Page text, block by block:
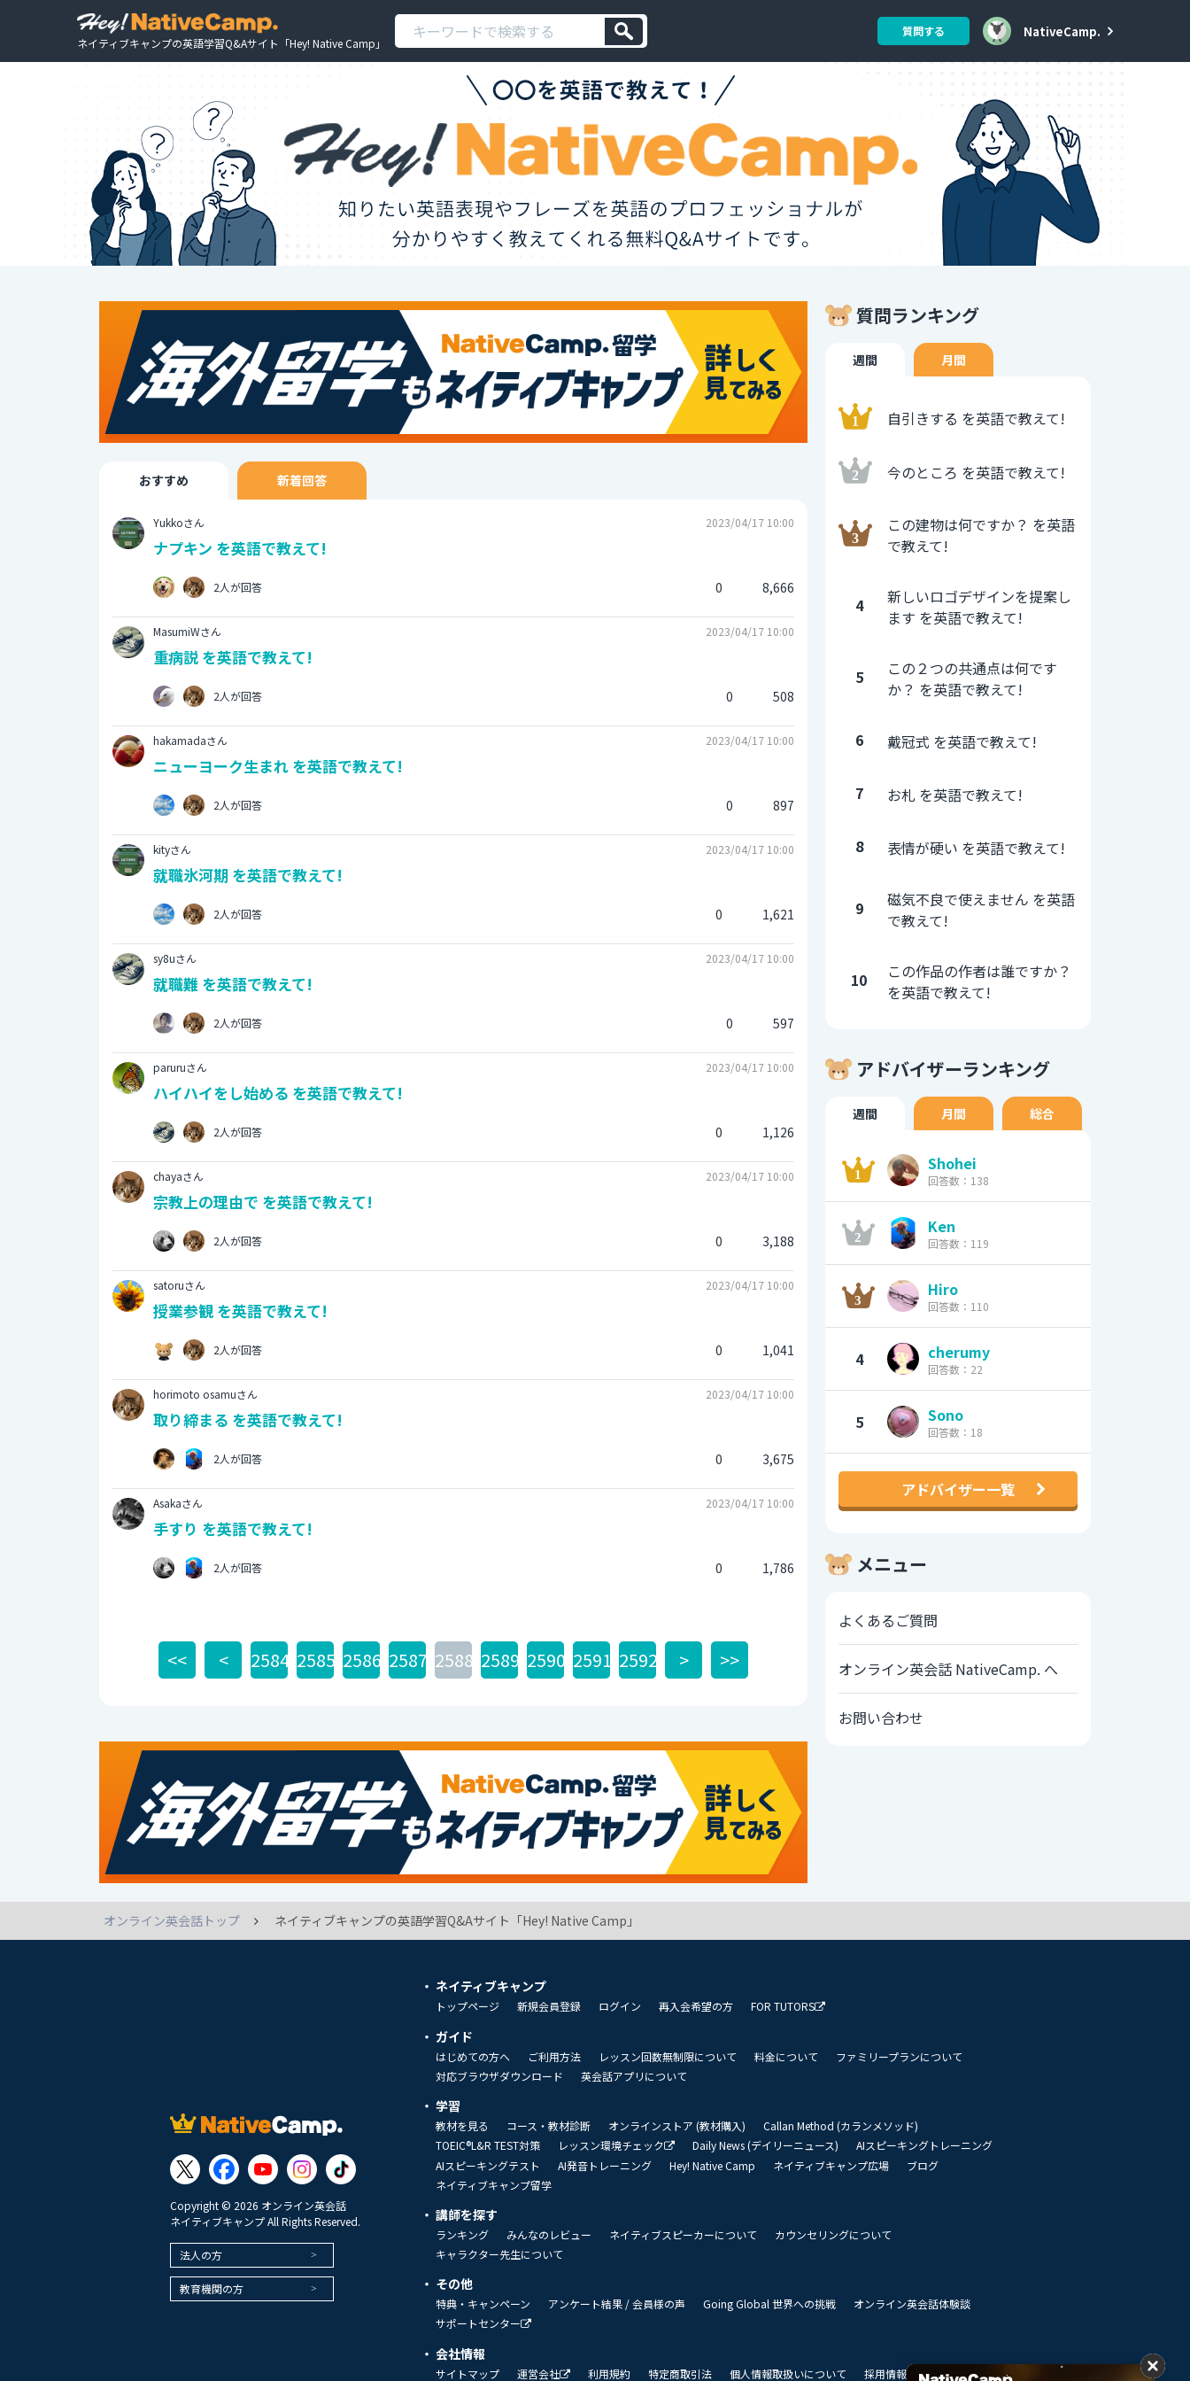
ネイティブキャンプの英語学習Q&Aサイト「Hey! Native Camp」
質問する NativeCamp.
おすすめ 新着回答
Yukkoさん 2023/04/17 10:00
ナプキン を英語で教えて!
2人が回答 0 8,666
MasumiWさん 2023/04/17 10:00
重病説 を英語で教えて!
2人が回答 0 508
hakamadaさん 2023/04/17 10:00
ニューヨーク生まれ を英語で教えて!
2人が回答 0 897
kityさん 2023/04/17 10:00
就職氷河期 を英語で教えて!
2人が回答 0 1,621
sy8uさん 2023/04/17 10:00
就職難 を英語で教えて!
2人が回答 0 597
paruruさん 2023/04/17 10:00
ハイハイをし始める を英語で教えて!
2人が回答 0 1,126
chayaさん 2023/04/17 10:00
宗教上の理由で を英語で教えて!
2人が回答 0 3,188
satoruさん 2023/04/17 10:00
授業参観 を英語で教えて!
2人が回答 0 1,041
horimoto osamuさん 2023/04/17 10:00
取り締まる を英語で教えて!
2人が回答 0 3,675
Asakaさん 2023/04/17 10:00
手すり を英語で教えて!
2人が回答 0 1,786
<< < 2584 2585 2586 2587 2588 2589 2590 2591 2592 > >>
質問ランキング
週間 月間
自引きする を英語で教えて!
今のところ を英語で教えて!
この建物は何ですか？ を英語
で教えて!
4
新しいロゴデザインを提案し
ます を英語で教えて!
5
この２つの共通点は何です
か？ を英語で教えて!
6 戴冠式 を英語で教えて!
7 お札 を英語で教えて!
8 表情が硬い を英語で教えて!
9
磁気不良で使えません を英語
で教えて!
10
この作品の作者は誰ですか？
を英語で教えて!
アドバイザーランキング
週間 月間 総合
Shohei
回答数：138
Ken
回答数：119
Hiro
回答数：110
4 cherumy
回答数：22
5 Sono
回答数：18
アドバイザー一覧
メニュー
よくあるご質問
オンライン英会話 NativeCamp. へ
お問い合わせ
オンライン英会話トップ ネイティブキャンプの英語学習Q&Aサイト「Hey! Native Camp」
Copyright © 2026 オンライン英会話
ネイティブキャンプ All Rights Reserved.
法人の方
教育機関の方
ネイティブキャンプ
トップページ 新規会員登録 ログイン 再入会希望の方 FOR TUTORS
ガイド
はじめての方へ ご利用方法 レッスン回数無制限について 料金について
ファミリープランについて
対応ブラウザダウンロード
英会話アプリについて
学習
教材を見る コース・教材診断 オンラインストア (教材購入)
Callan Method (カランメソッド)
TOEIC®L&R TEST対策
レッスン環境チェック Daily News (デイリーニュース)
AIスピーキングトレーニング
AIスピーキングテスト
AI発音トレーニング Hey! Native Camp ネイティブキャンプ広場
ブログ
ネイティブキャンプ留学
講師を探す
ランキング みんなのレビュー ネイティブスピーカーについて
カウンセリングについて
キャラクター先生について
その他
特典・キャンペーン アンケート結果 / 会員様の声 Going Global 世界への挑戦
オンライン英会話体験談
サポートセンター
会社情報
サイトマップ 運営会社 利用規約 特定商取引法 個人情報取扱いについて 採用情報 私達のビジョン